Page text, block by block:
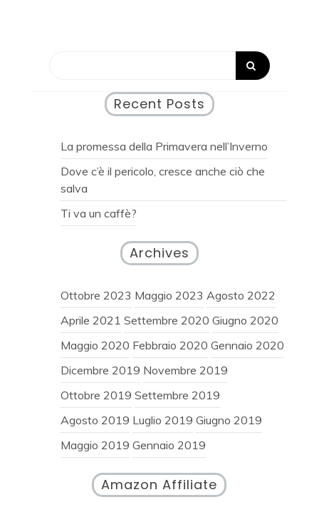
Recent Posts
La promessa della Primavera nell’Inverno
Dove c’è il pericolo, cresce anche ciò che
salva
Ti va un caffè?
Archives
Ottobre 2023 Maggio 2023 Agosto 2022
Aprile 2021 Settembre 2020 Giugno 2020
Maggio 2020 Febbraio 2020 Gennaio 2020
Dicembre 2019 Novembre 2019
Ottobre 2019 Settembre 2019
Agosto 2019 Luglio 2019 Giugno 2019
Maggio 2019 Gennaio 2019
Amazon Affiliate